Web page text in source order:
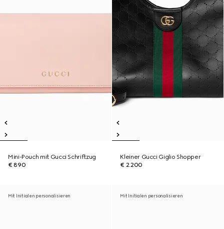
Mini-Pouch mit Gucci Schriftzug
€ 890
Kleiner Gucci Giglio Shopper
€ 2.200
Mit Initialen personalisieren Mit Initialen personalisieren